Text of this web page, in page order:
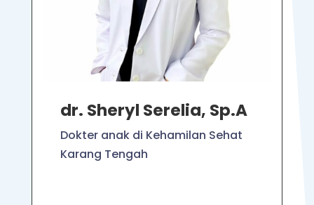
dr. Sheryl Serelia, Sp.A
Dokter anak di Kehamilan Sehat
Karang Tengah